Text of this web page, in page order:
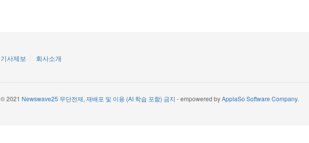
기사제보 회사소개
© 2021 Newswave25 무단전재, 재배포 및 이용 (AI 학습 포함) 금지 - empowered byApplaSo Software Company.